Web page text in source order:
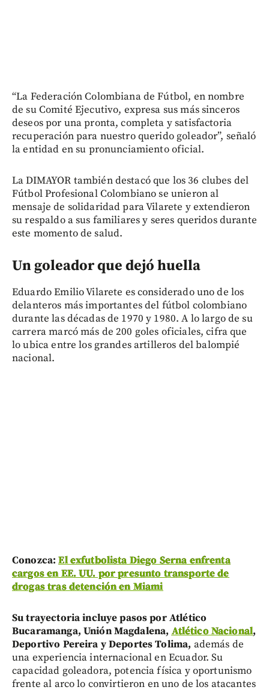
“La Federación Colombiana de Fútbol, en nombre
de su Comité Ejecutivo, expresa sus más sinceros
deseos por una pronta, completa y satisfactoria
recuperación para nuestro querido goleador”, señaló
la entidad en su pronunciamiento oficial.
La DIMAYOR también destacó que los 36 clubes del
Fútbol Profesional Colombiano se unieron al
mensaje de solidaridad para Vilarete y extendieron
su respaldo a sus familiares y seres queridos durante
este momento de salud.
Un goleador que dejó huella
Eduardo Emilio Vilarete es considerado uno de los
delanteros más importantes del fútbol colombiano
durante las décadas de 1970 y 1980. A lo largo de su
carrera marcó más de 200 goles oficiales, cifra que
lo ubica entre los grandes artilleros del balompié
nacional.
Conozca:El exfutbolista Diego Serna enfrenta
cargos en EE. UU. por presunto transporte de
drogas tras detención en Miami
Su trayectoria incluye pasos por Atlético
Bucaramanga, Unión Magdalena,Atlético Nacional,
Deportivo Pereira y Deportes Tolima, además de
una experiencia internacional en Ecuador. Su
capacidad goleadora, potencia física y oportunismo
frente al arco lo convirtieron en uno de los atacantes